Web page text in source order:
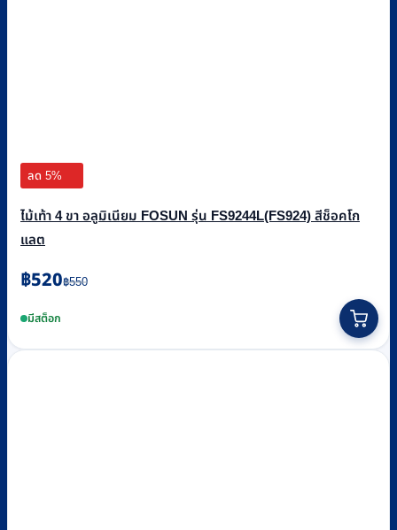
ลด 5%
ไม้เท้า 4 ขา อลูมิเนียม FOSUN รุ่น FS9244L(FS924) สีช็อคโก
แลต
฿550
Original
was:
฿520
Current
is:มีสต็อก